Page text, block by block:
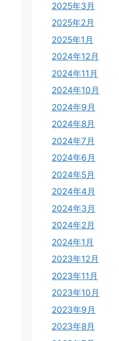
2025年3月
2025年2月
2025年1月
2024年12月
2024年11月
2024年10月
2024年9月
2024年8月
2024年7月
2024年6月
2024年5月
2024年4月
2024年3月
2024年2月
2024年1月
2023年12月
2023年11月
2023年10月
2023年9月
2023年8月